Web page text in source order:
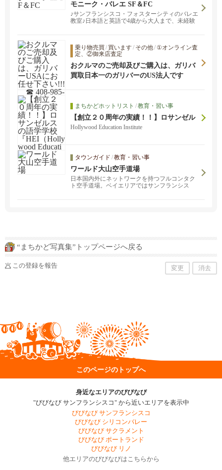
モニーク・バレエ SF＆FC
♪サンフランシスコ・フォスターシティのバレエ
教室♪日本語と英語で4歳から大人まで、未経験
乗り物売買 / 買います/ その他/ ①オンライン査
定、②御来店査定
おクルマのご売却及びご購入は、ガリバ
ーUSAにお任せ下さい!!! ☎ 408-985-13
79
買取日本一のガリバーのUS法人です
まちかどホットリスト /教育・習い事
【創立２０周年の実績！！】ロサンゼル
スの語学学校『HEI（Hollywood Educati
on Institute）』ってどんな学校？
Hollywood Education Institute
タウンガイド /教育・習い事
ワールド大山空手道場
日本国内外にネットワークを持つフルコンタク
ト空手道場。ベイエリアではサンフランシス
“まちかど写真集”トップページへ戻る
この登録を報告 変更 消去
このページのトップへ
身近なエリアのびびなび
"びびなび サンフランシスコ" から近いエリアを表示中
びびなび サンフランシスコ
びびなび シリコンバレー
びびなび サクラメント
びびなび ポートランド
びびなび リノ
他エリアのびびなびはこちらから